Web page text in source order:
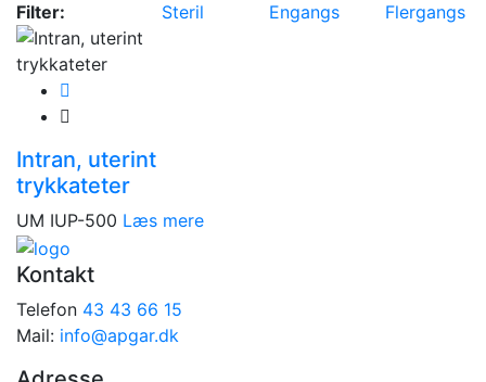
Filter: Steril Engangs Flergangs
Intran, uterint
trykkateter
UM IUP-500 Læs mere
Kontakt
Telefon 43 43 66 15
Mail: info@apgar.dk